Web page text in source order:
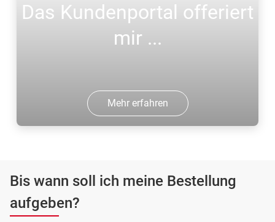
Das Kundenportal offeriert
mir ...
Mehr erfahren
Bis wann soll ich meine Bestellung
aufgeben?